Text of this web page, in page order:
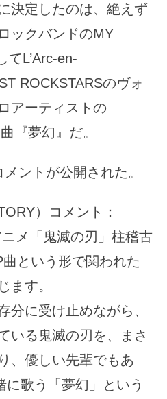
決定したのは、絶えず
ックバンドのMY
てL’Arc-en-
ROCKSTARSのヴォ
アーティストの
『夢幻』だ。
ントが公開された。
）コメント：
メ「鬼滅の刃」柱稽古
という形で関われた
ます。
分に受け止めながら、
いる鬼滅の刃を、まさ
、優しい先輩でもあ
に歌う「夢幻」という